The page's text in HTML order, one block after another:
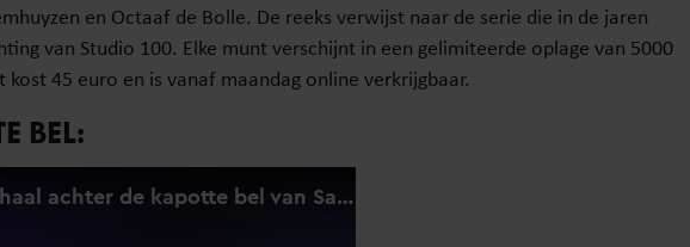
en Octaaf de Bolle. De reeks verwijst naar de serie die in de jaren
van Studio 100. Elke munt verschijnt in een gelimiteerde oplage van 5000
45 euro en is vanaf maandag online verkrijgbaar.
BEL: